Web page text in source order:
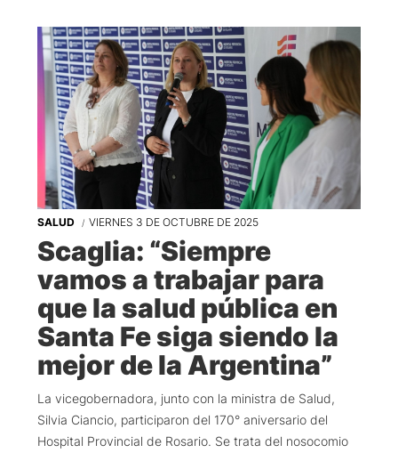
SALUD VIERNES 3 DE OCTUBRE DE 2025
Scaglia: “Siempre
vamos a trabajar para
que la salud pública en
Santa Fe siga siendo la
mejor de la Argentina”
La vicegobernadora, junto con la ministra de Salud,
Silvia Ciancio, participaron del 170° aniversario del
Hospital Provincial de Rosario. Se trata del nosocomio